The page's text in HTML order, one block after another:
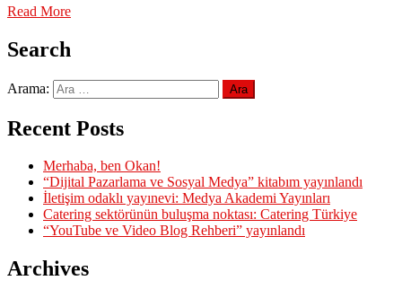
Read More
Search
Arama:
Recent Posts
Merhaba, ben Okan!
“Dijital Pazarlama ve Sosyal Medya” kitabım yayınlandı
İletişim odaklı yayınevi: Medya Akademi Yayınları
Catering sektörünün buluşma noktası: Catering Türkiye
“YouTube ve Video Blog Rehberi” yayınlandı
Archives